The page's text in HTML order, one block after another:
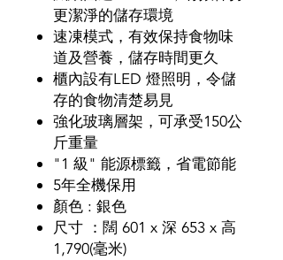
更潔淨的儲存環境
速凍模式，有效保持食物味
道及營養，儲存時間更久
櫃內設有LED 燈照明，令儲
存的食物清楚易見
強化玻璃層架，可承受150公
斤重量
"1 級" 能源標籤，省電節能
5年全機保用
顏色 : 銀色
尺寸 ：闊 601 x 深 653 x 高
1,790(毫米)